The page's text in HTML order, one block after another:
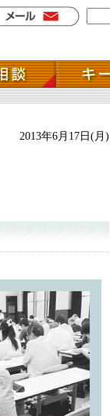
2013年6月17日(月)